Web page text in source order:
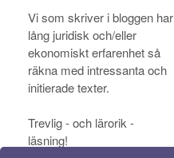
Vi som skriver i bloggen har
lång juridisk och/eller
ekonomiskt erfarenhet så
räkna med intressanta och
initierade texter.
Trevlig - och lärorik -
läsning!